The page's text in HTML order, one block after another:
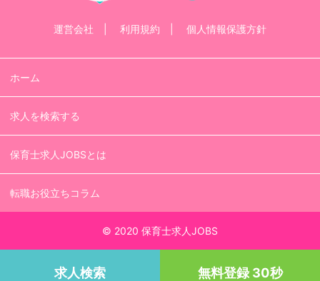
運営会社 利用規約 個人情報保護方針
ホーム
求人を検索する
保育士求人JOBSとは
転職お役立ちコラム
© 2020 保育士求人JOBS
求人検索 無料登録 30秒